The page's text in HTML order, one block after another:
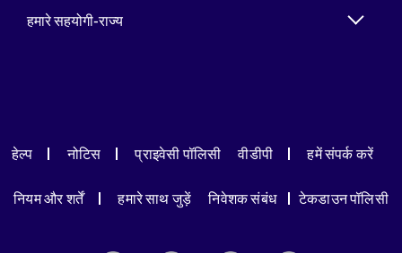
हमारे सहयोगी-राज्य
हेल्प नोटिस प्राइवेसी पॉलिसी वीडीपी हमें संपर्क करें
नियम और शर्तें हमारे साथ जुड़ें निवेशक संबंध टेकडाउन पॉलिसी